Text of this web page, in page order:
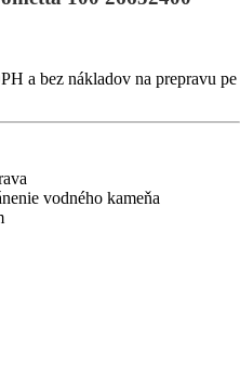
a bez nákladov na prepravu pe
vodného kameňa